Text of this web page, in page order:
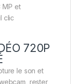
MP et
clic
720P
le son et
rester